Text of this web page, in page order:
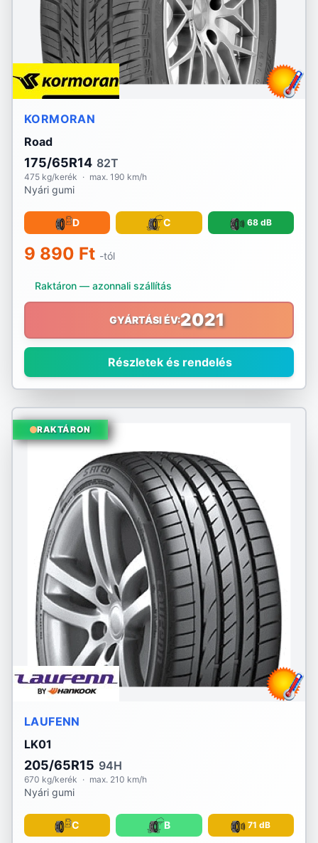
RoadX
Rotalla
Royal Black
Sailun
Sebring
Security
Semperit
Sportiva
Sumitomo
Tourador
Toyo
Tracmax
Triangle
Tristar
Uniroyal
Viking
Voyager
Vredestein
Yokohama
KORMORAN
Road
175/65R14 82T
475 kg/kerék · max. 190 km/h
Nyári gumi
D C 68 dB
9 890 Ft -tól
Raktáron — azonnali szállítás
GYÁRTÁSI ÉV:2021
Részletek és rendelés
RAKTÁRON
LAUFENN
LK01
205/65R15 94H
670 kg/kerék · max. 210 km/h
Nyári gumi
C B 71 dB